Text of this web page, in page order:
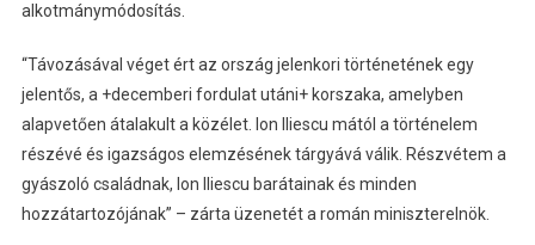
alkotmánymódosítás.
“Távozásával véget ért az ország jelenkori történetének egy
jelentős, a +decemberi fordulat utáni+ korszaka, amelyben
alapvetően átalakult a közélet. Ion Iliescu mától a történelem
részévé és igazságos elemzésének tárgyává válik. Részvétem a
gyászoló családnak, Ion Iliescu barátainak és minden
hozzátartozójának” – zárta üzenetét a román miniszterelnök.